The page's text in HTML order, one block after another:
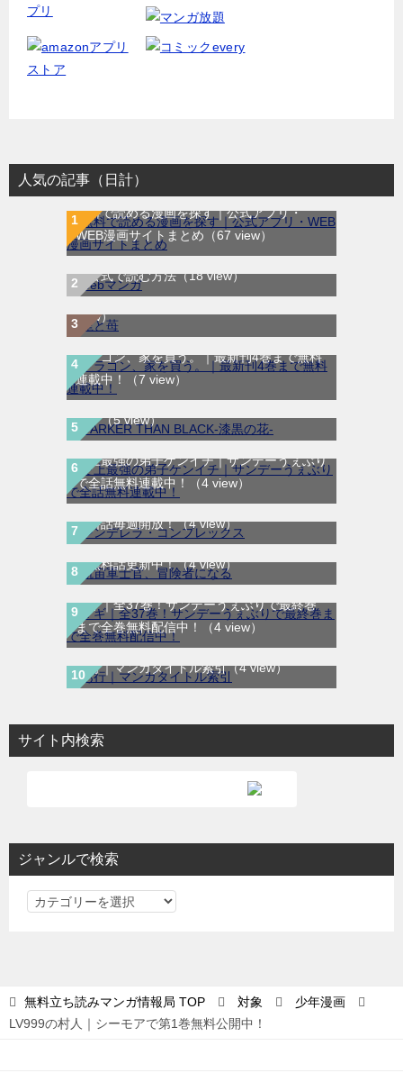
人気の記事（日計）
無料で読める漫画を探す｜公式アプリ・
WEB漫画サイトまとめ （67 view）
WEB漫画サイト一覧｜ブラウザで無料漫画
を公式で読む方法（18 view）
龍と苺｜最新刊第4巻！全巻無料で読める公
式マンガアプリ＿サンデーうぇぶり（10
view）
ドラゴン、家を買う。｜最新刊4巻まで無料
連載中！
（7 view）
DARKER THAN BLACK-漆黒の花-｜全4巻完
結！マンガUP!で最終巻まで全巻無料配信
中！（5 view）
史上最強の弟子ケンイチ｜サンデーうぇぶり
で全話無料連載中！
（4 view）
シンデレラ・コンプレックス｜マンガMeeで
無料話毎週開放！（4 view）
航宙軍士官、冒険者になる｜最新刊第6巻！
第5巻まで無料で読めるマンガアプリ！※順
次無料話更新中！（4 view）
マギ｜全37巻！サンデーうぇぶりで最終巻
まで全巻無料配信中！
（4 view）
あ行｜マンガタイトル索引（4 view）
サイト内検索
ジャンルで検索
ジ
検
無料立ち読みマンガ情報局 TOP 対象
少年漫画
LV999の村人｜シーモアで第1巻無料公開中！